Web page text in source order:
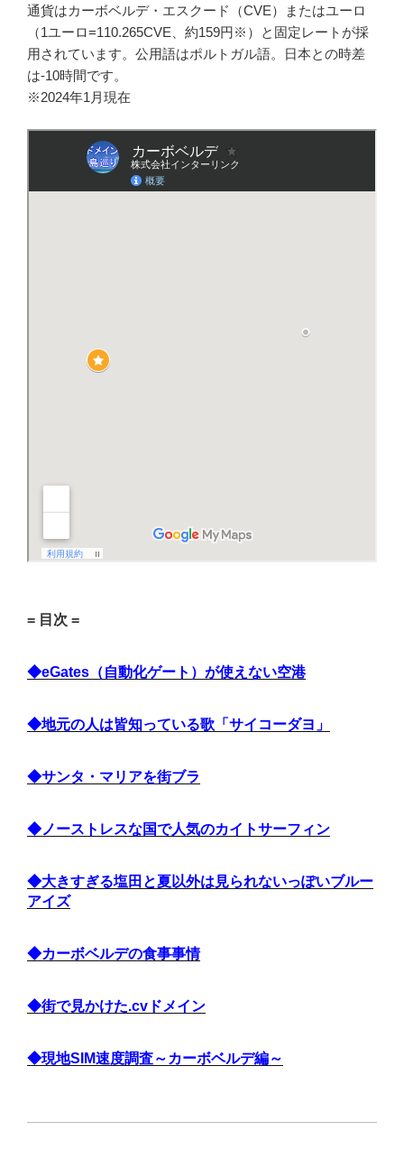
通貨はカーボベルデ・エスクード（CVE）またはユーロ
（1ユーロ=110.265CVE、約159円※）と固定レートが採
用されています。公用語はポルトガル語。日本との時差
は-10時間です。
※2024年1月現在
= 目次 =
◆eGates（自動化ゲート）が使えない空港
◆地元の人は皆知っている歌「サイコーダヨ」
◆サンタ・マリアを街ブラ
◆ノーストレスな国で人気のカイトサーフィン
◆大きすぎる塩田と夏以外は見られないっぽいブルー
アイズ
◆カーボベルデの食事事情
◆街で見かけた.cvドメイン
◆現地SIM速度調査～カーボベルデ編～